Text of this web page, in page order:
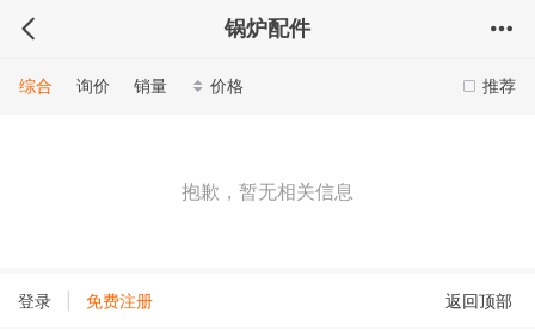
锅炉配件
推荐
综合 询价 销量 价格
抱歉，暂无相关信息
登录 免费注册 返回顶部